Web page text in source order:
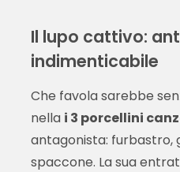
Il lupo cattivo:
indimenticabile
Che favola sarebbe
nella i 3 porcellini
antagonista: furbastro,
spaccone. La sua